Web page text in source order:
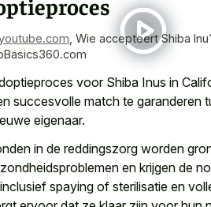
Wie accepteert Shiba
voor Shiba Inus in
succesvolle match te garanderen
eigenaar.
in de reddingszorg worden
en krijgen de
spaying of sterilisatie en